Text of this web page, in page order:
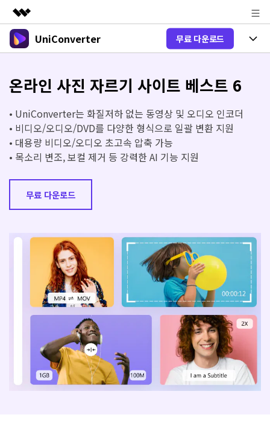
주요 제품
유틸리티
개요
솔루션
뉴스룸
플랜 및 가격
도움말 센터
UniConverter 무료 다운로드
올인원 미디어 툴박스
유니컨버터-윈도우 버전
유니컨버터-맥 버전
음성 텍스트 변환
음성/동영상을 텍스트로 빠르고 정확
하게 변환하세요.
New
비디오/오디오
온라인 도구
오디오 변환
New
온라인 영상 편집기
온라인 영상 편집기
V17 업그레이드
블로그
DVD / CD 사용자
크리에이티브 디자인
동영상 자르기
Hot
DVD / CD 사용자
Wondershare UniConverter를 어떻게 사용하나요?
아래의 단계별 가이드를 알아보세요.
고객센터
UniConverter 사용에 필요한 모든 정보 및 문제 해결.
기술 사양
지원되는 형식, 장치 및 GPU의 전체 목록.
새로운 정보
온라인으로 시작하기 로그인
search
온라인 사진 자르기 사이트 베스트 6
• UniConverter는 화질저하 없는 동영상 및 오디오 인코더
• 비디오/오디오/DVD를 다양한 형식으로 일괄 변환 지원
• 대용량 비디오/오디오 초고속 압축 가능
• 목소리 변조, 보컬 제거 등 강력한 AI 기능 지원
무료 다운로드